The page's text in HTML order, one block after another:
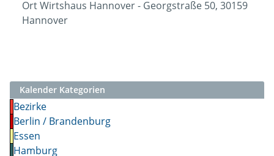
OrtWirtshaus Hannover - Georgstraße 50, 30159
Hannover
Kalender Kategorien
Bezirke
Berlin / Brandenburg
Essen
Hamburg